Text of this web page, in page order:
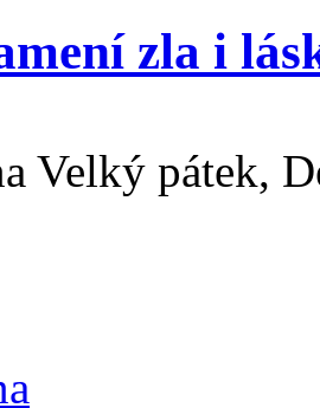
zla i
Velký pátek,